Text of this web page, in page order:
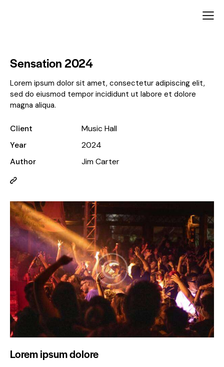
Sensation 2024
Lorem ipsum dolore
Lorem ipsum dolor sit amet, consectetur adipiscing elit,
sed do eiusmod tempor incididunt ut labore et dolore
magna aliqua.
Client
Music Hall
Year
2024
Author
Jim Carter